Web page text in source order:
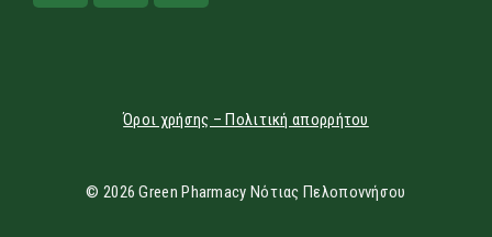
Όροι χρήσης – Πολιτική απορρήτου
© 2026 Green Pharmacy Νότιας Πελοποννήσου